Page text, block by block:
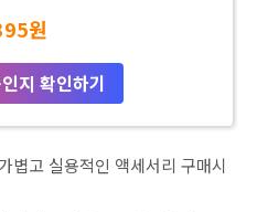
원
지 확인하기
볍고 실용적인 액세서리 구매시